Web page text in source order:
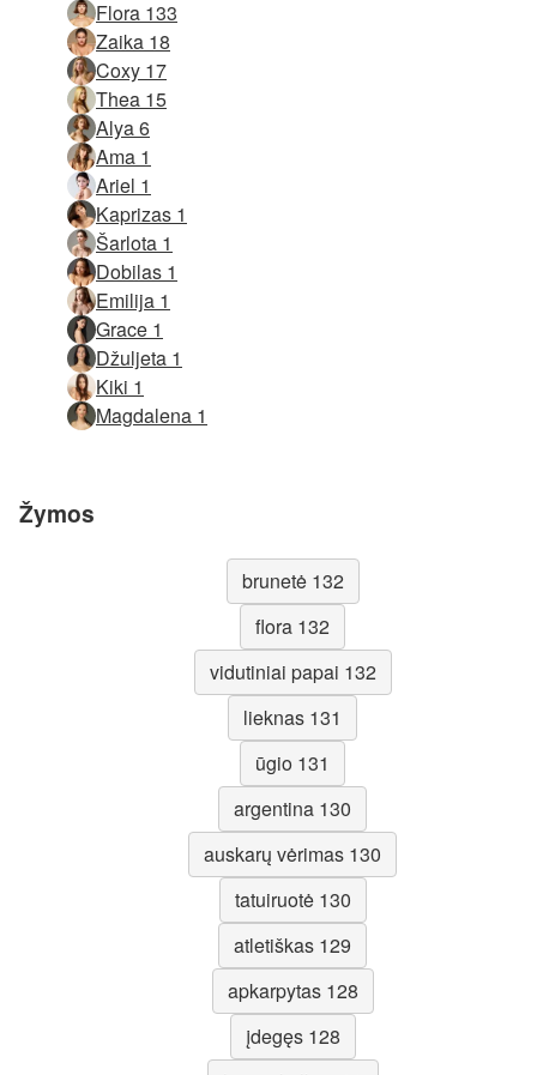
Flora 133
Zaika 18
Coxy 17
Thea 15
Alya 6
Ama 1
Ariel 1
Kaprizas 1
Šarlota 1
Dobilas 1
Emilija 1
Grace 1
Džuljeta 1
Kiki 1
Magdalena 1
Žymos
brunetė 132
flora 132
vidutiniai papai 132
lieknas 131
ūgio 131
argentina 130
auskarų vėrimas 130
tatuiruotė 130
atletiškas 129
apkarpytas 128
įdegęs 128